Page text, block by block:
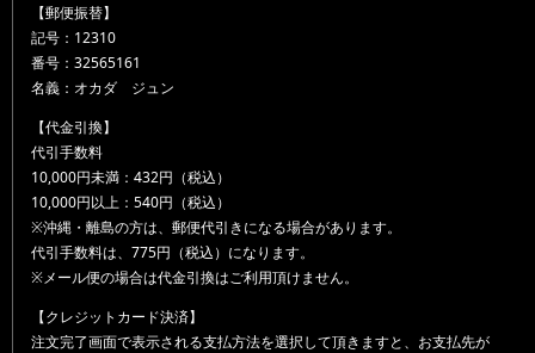
【郵便振替】
記号：12310
番号：32565161
名義：オカダ ジュン
【代金引換】
代引手数料
10,000円未満：432円（税込）
10,000円以上：540円（税込）
※沖縄・離島の方は、郵便代引きになる場合があります。
代引手数料は、775円（税込）になります。
※メール便の場合は代金引換はご利用頂けません。
【クレジットカード決済】
注文完了画面で表示される支払方法を選択して頂きますと、お支払先が